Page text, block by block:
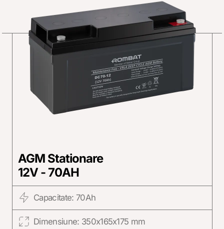
AGM Stationare
12V - 70AH
Capacitate: 70Ah
Dimensiune: 350x165x175 mm